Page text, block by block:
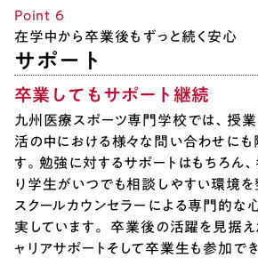
Point ６
在学中から卒業後もずっと続く安心
サポート
卒業してもサポート継続
九州医療スポーツ専門学校では、授
活の中における様々な問い合わせに
す。勉強に対するサポートはもちろん
り学生がいつでも相談しやすい環境
スクールカウンセラーによる専門的な
実しています。 卒業後の活躍を見据
ャリアサポートそして卒業生も参加で